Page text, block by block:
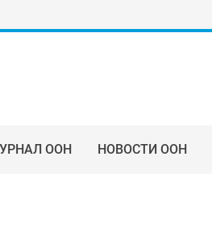
ООН НОВОСТИ ООН